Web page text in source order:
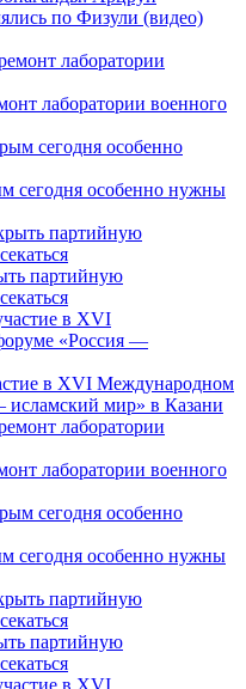
по Физули (видео)
лаборатории военного
сегодня особенно нужны
партийную
в XVI Международном
исламский мир» в Казани
лаборатории военного
сегодня особенно нужны
партийную